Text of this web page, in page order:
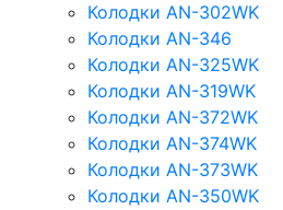
Колодки AN-302WK
Колодки AN-346
Колодки AN-325WK
Колодки AN-319WK
Колодки AN-372WK
Колодки AN-374WK
Колодки AN-373WK
Колодки AN-350WK